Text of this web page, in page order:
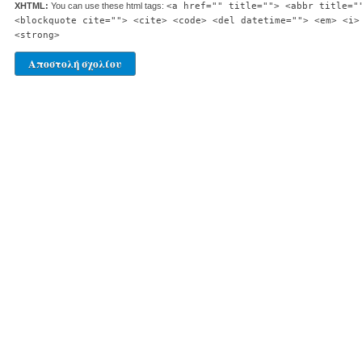
XHTML: You can use these html tags: <a href="" title=""> <abbr
<blockquote cite=""> <cite> <code> <del datetime=""> <em>
<strong>